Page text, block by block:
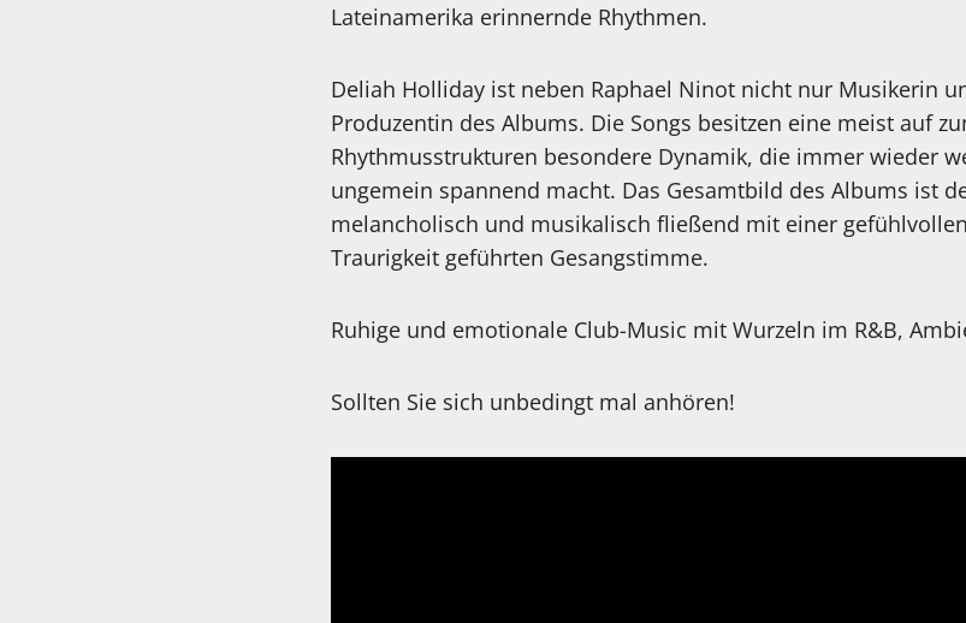
Lateinamerika erinnernde Rhythmen.
Deliah Holliday ist neben Raphael Ninot nicht nur Musikerin
Produzentin des Albums. Die Songs besitzen eine meist auf
Rhythmusstrukturen besondere Dynamik, die immer wieder
ungemein spannend macht. Das Gesamtbild des Albums ist
melancholisch und musikalisch fließend mit einer
Traurigkeit geführten Gesangstimme.
Ruhige und emotionale Club-Music mit Wurzeln im R&B,
Sollten Sie sich unbedingt mal anhören!